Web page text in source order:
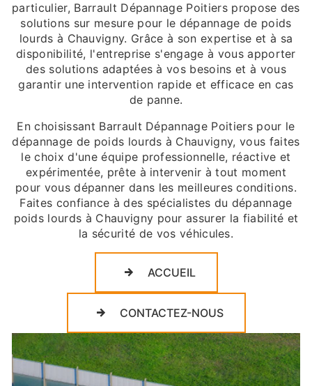
particulier, Barrault Dépannage Poitiers propose des
solutions sur mesure pour le dépannage de poids
lourds à Chauvigny. Grâce à son expertise et à sa
disponibilité, l'entreprise s'engage à vous apporter
des solutions adaptées à vos besoins et à vous
garantir une intervention rapide et efficace en cas
de panne.
En choisissant Barrault Dépannage Poitiers pour le
dépannage de poids lourds à Chauvigny, vous faites
le choix d'une équipe professionnelle, réactive et
expérimentée, prête à intervenir à tout moment
pour vous dépanner dans les meilleures conditions.
Faites confiance à des spécialistes du dépannage
poids lourds à Chauvigny pour assurer la fiabilité et
la sécurité de vos véhicules.
ACCUEIL
CONTACTEZ-NOUS